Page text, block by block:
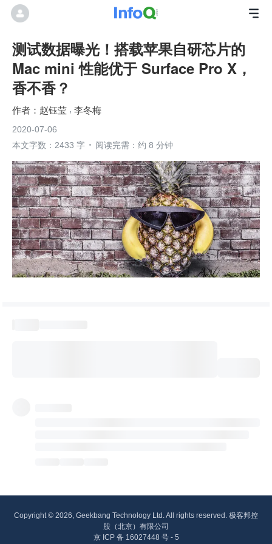
测试数据曝光！搭载苹果自研芯片的
Mac mini 性能优于 Surface Pro X，
香不香？
赵钰莹 李冬梅
2020-07-06
本文字数：2433 字
阅读完需：约 8 分钟
Copyright © 2026, Geekbang Technology Ltd. All rights reserved. 极客邦控
股（北京）有限公司
京 ICP 备 16027448 号 - 5